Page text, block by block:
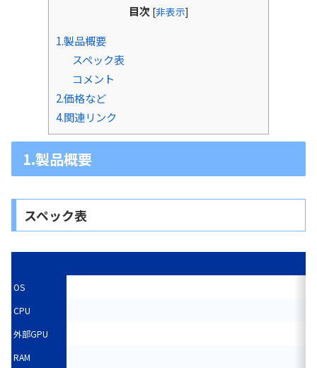
目次 [非表示]
1.製品概要
スペック表
コメント
2.価格など
4.関連リンク
1.製品概要
スペック表
OS
CPU
外部GPU
RAM